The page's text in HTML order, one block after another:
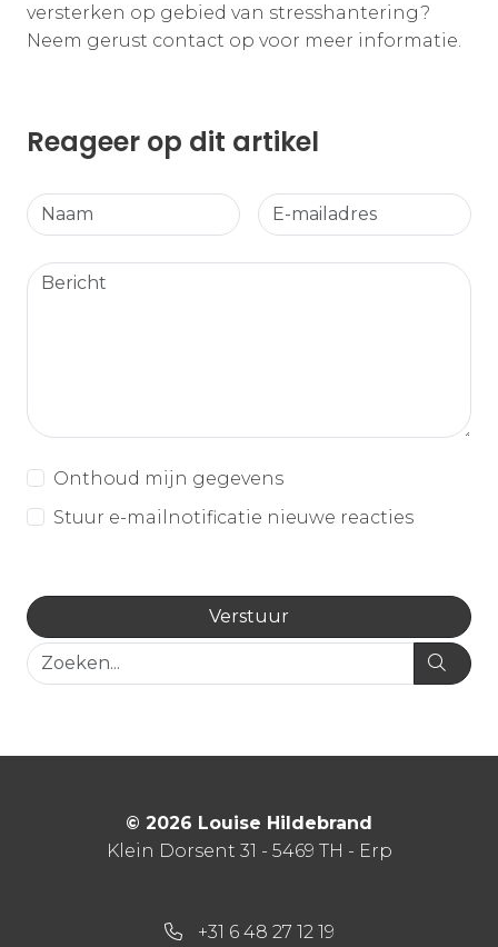
versterken op gebied van stresshantering?
Neem gerust contact op voor meer informatie.
Reageer op dit artikel
Onthoud mijn gegevens
Stuur e-mailnotificatie nieuwe reacties
© 2026 Louise Hildebrand
Klein Dorsent 31 - 5469 TH - Erp
+31 6 48 27 12 19